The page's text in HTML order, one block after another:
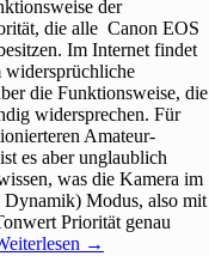
der
die alle Canon EOS
Im Internet findet
widersprüchliche
die Funktionsweise, die
widersprechen. Für
Amateur-
es aber unglaublich
was die Kamera im
Dynamik) Modus, also mit
Priorität genau
→